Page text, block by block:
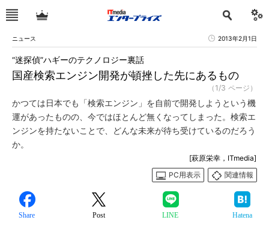
ニュース 2013年2月1日
国産検索エンジン開発が頓挫した先にあるもの
“迷探偵”ハギーのテクノロジー裏話
（1/3 ページ）
かつては日本でも「検索エンジン」を自前で開発しようという機
運があったものの、今ではほとんど無くなってしまった。検索エ
ンジンを持たないことで、どんな未来が待ち受けているのだろう
か。
[萩原栄幸，ITmedia]
PC用表示
関連情報
Share Post LINE Hatena